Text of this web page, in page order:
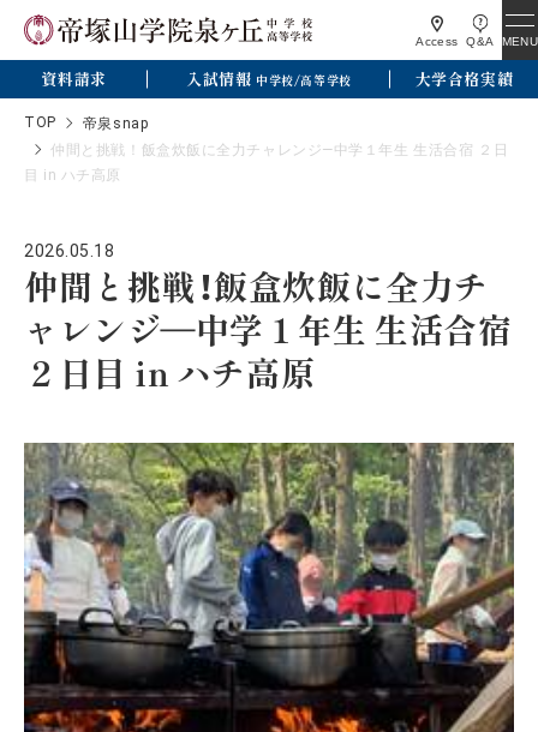
Access Q&A MENU
資料請求 入試情報 中学校/高等学校 大学合格実績
TOP
帝泉snap
仲間と挑戦！飯盒炊飯に全力チャレンジ―中学１年生 生活合宿 ２日
目 in ハチ高原
2026.05.18
仲間と挑戦！飯盒炊飯に全力チ
ャレンジ―中学１年生 生活合宿
２日目 in ハチ高原